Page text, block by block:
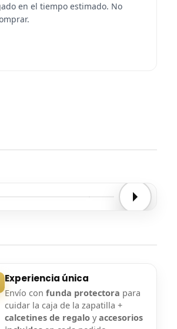
en el tiempo estimado. No
Entrega confirmada
Experiencia única
Envío confunda protectora para
cuidar la caja de la zapatilla +
calcetines de regalo yaccesorios